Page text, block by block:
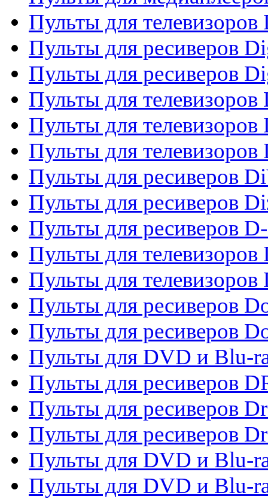
Пульты для телевизоров
Пульты для ресиверов
Пульты для ресиверов
Пульты для
Пульты для
Пульты для телевизоров
Пульты для ресиверов
Пульты для ресиверов
Пульты для ресиверов
Пульты для телевизоров
Пульты для
Пульты для ресиверов
Пульты для ресиверов
Пульты для DVD и Blu-
Пульты для ресиверов
Пульты для ресиверов
Пульты для ресиверов
Пульты для DVD и Blu-
Пульты для DVD и Blu-